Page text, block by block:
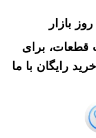
بازار
قطعات، برای
رایگان با ما